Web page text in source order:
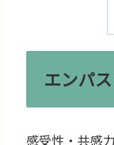
エンパ
感受性・共感